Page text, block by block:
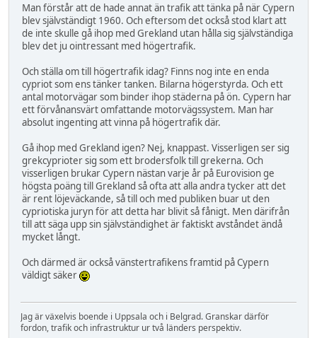
Man förstår att de hade annat än trafik att tänka på när Cypern
blev självständigt 1960. Och eftersom det också stod klart att
de inte skulle gå ihop med Grekland utan hålla sig självständiga
blev det ju ointressant med högertrafik.
Och ställa om till högertrafik idag? Finns nog inte en enda
cypriot som ens tänker tanken. Bilarna högerstyrda. Och ett
antal motorvägar som binder ihop städerna på ön. Cypern har
ett förvånansvärt omfattande motorvägssystem. Man har
absolut ingenting att vinna på högertrafik där.
Gå ihop med Grekland igen? Nej, knappast. Visserligen ser sig
grekcyprioter sig som ett brodersfolk till grekerna. Och
visserligen brukar Cypern nästan varje år på Eurovision ge
högsta poäng till Grekland så ofta att alla andra tycker att det
är rent löjeväckande, så till och med publiken buar ut den
cypriotiska juryn för att detta har blivit så fånigt. Men därifrån
till att säga upp sin självständighet är faktiskt avståndet ändå
mycket långt.
Och därmed är också vänstertrafikens framtid på Cypern
väldigt säker
Jag är växelvis boende i Uppsala och i Belgrad. Granskar därför
fordon, trafik och infrastruktur ur två länders perspektiv.